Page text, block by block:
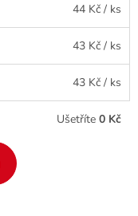
44 Kč / ks
43 Kč / ks
43 Kč / ks
Ušetříte 0 Kč